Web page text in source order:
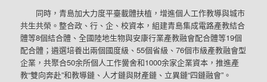
同時，青島加大力度平臺載體扶植，增進個人工作教導與城市
共生共榮。整合政、行、企、校資本，組建青島集成電路產教結合
體等8個結合體、全國陸地生物與安康行業產教融會配合體等19個
配合體；遴選培養出兩個國度級、55個省級、76個市級產教融會型
企業，共聚合50余所個人工作黌舍和1000余家企業資本，推進產
教“雙向奔赴”和教導鏈、人才鏈與財產鏈、立異鏈“四鏈融會”。